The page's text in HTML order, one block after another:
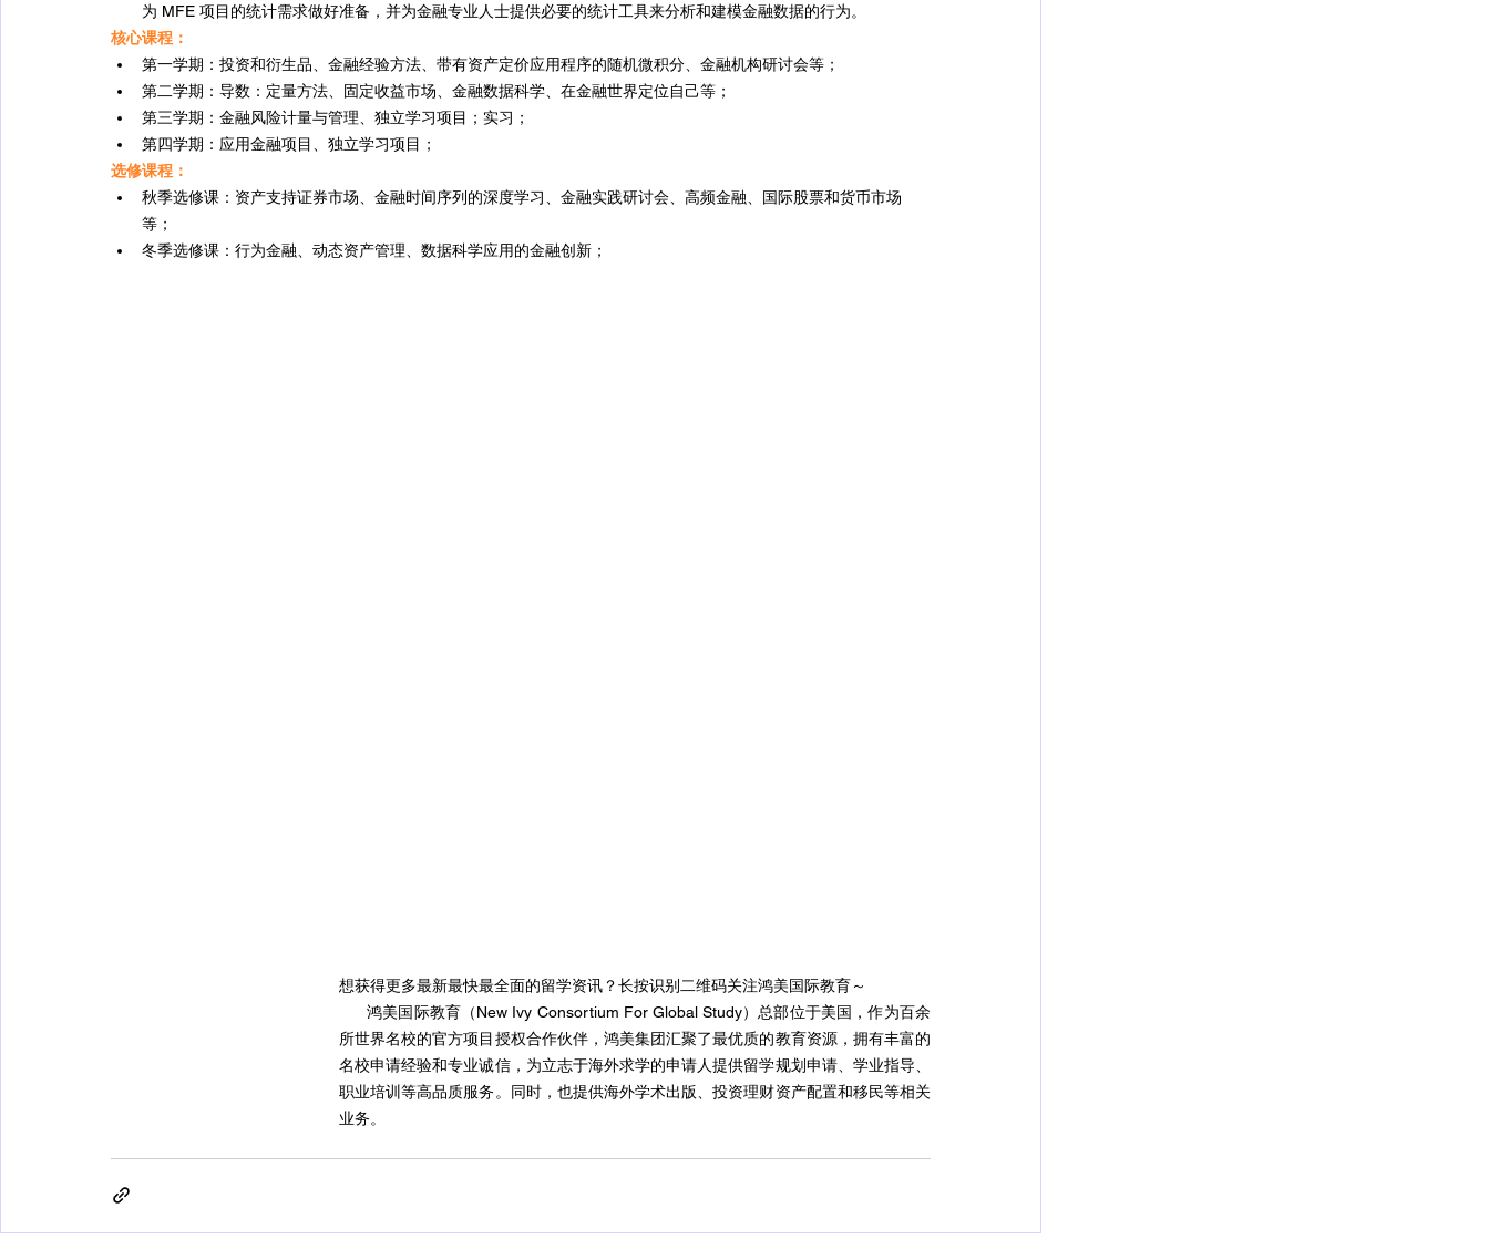
为 MFE 项目的统计需求做好准备，并为金融专业人士提供必要的统计工具来分析和建模金融数据的行为。
核心课程：
第一学期：投资和衍生品、金融经验方法、带有资产定价应用程序的随机微积分、金融机构研讨会等；
第二学期：导数：定量方法、固定收益市场、金融数据科学、在金融世界定位自己等；
第三学期：金融风险计量与管理、独立学习项目；实习；
第四学期：应用金融项目、独立学习项目；
选修课程：
秋季选修课：资产支持证券市场、金融时间序列的深度学习、金融实践研讨会、高频金融、国际股票和货币市场
等；
冬季选修课：行为金融、动态资产管理、数据科学应用的金融创新；
想获得更多最新最快最全面的留学资讯？长按识别二维码关注鸿美国际教育～
鸿美国际教育（New Ivy Consortium For Global Study）总部位于美国，作为百余
所世界名校的官方项目授权合作伙伴，鸿美集团汇聚了最优质的教育资源，拥有丰富的
名校申请经验和专业诚信，为立志于海外求学的申请人提供留学规划申请、学业指导、
职业培训等高品质服务。同时，也提供海外学术出版、投资理财资产配置和移民等相关
业务。